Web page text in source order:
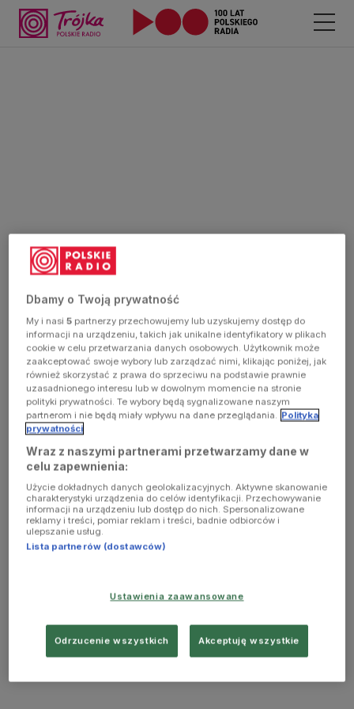
Dbamy o Twoją prywatność
My i nasi5 partnerzy przechowujemy lub uzyskujemy dostęp do
informacji na urządzeniu, takich jak unikalne identyfikatory w plikach
cookie w celu przetwarzania danych osobowych. Użytkownik może
zaakceptować swoje wybory lub zarządzać nimi, klikając poniżej, jak
również skorzystać z prawa do sprzeciwu na podstawie prawnie
uzasadnionego interesu lub w dowolnym momencie na stronie
polityki prywatności. Te wybory będą sygnalizowane naszym
partnerom i nie będą miały wpływu na dane przeglądania. Polityka
prywatności
Wraz z naszymi partnerami przetwarzamy dane w
celu zapewnienia:
Użycie dokładnych danych geolokalizacyjnych. Aktywne skanowanie
charakterystyki urządzenia do celów identyfikacji. Przechowywanie
informacji na urządzeniu lub dostęp do nich. Spersonalizowane
reklamy i treści, pomiar reklam i treści, badnie odbiorców i
ulepszanie usług.
Lista partnerów (dostawców)
Ustawienia zaawansowane
Odrzucenie wszystkich Akceptuję wszystkie